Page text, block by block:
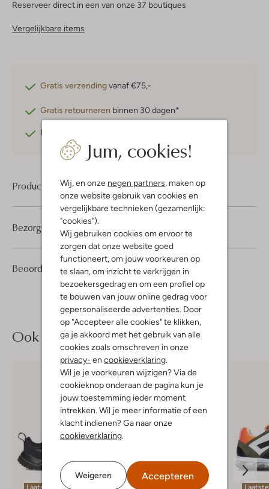
Jum, cookies!
Wij, en onze negen partners , maken op
onze website gebruik van cookies en
vergelijkbare technieken (gezamenlijk:
"cookies").
Wij gebruiken cookies om ervoor te
zorgen dat onze website goed
functioneert, om jouw voorkeuren op
te slaan, om inzicht te verkrijgen in
bezoekersgedrag en om een profiel op
te bouwen van jouw online gedrag voor
gepersonaliseerde advertenties. Door
op "Accepteer alle cookies" te klikken,
ga je akkoord met het gebruik van alle
cookies zoals omschreven in onze
privacy- en cookieverklaring
Wil je je voorkeuren wijzigen? Via de
cookieknop onderaan de pagina kun je
jouw toestemming ieder moment
intrekken. Wil je meer informatie of een
klacht indienen? Ga naar onze
cookieverklaring
Weigeren Accepteren
Reserveer direct in een van onze 37 boutiques
Vergelijkbare items
Gratis verzendingvanaf €75,-
Gratis retourneren binnen 30 dagen*
Betaal achteraf
Product informatie
Beoordelingen (2) 4/5
2
4
Sterren
Bezorgen & retourneren
Ook iets voor jou?